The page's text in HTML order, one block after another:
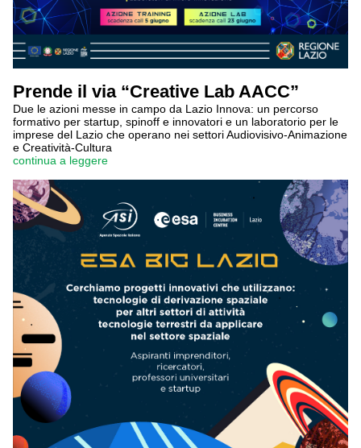
Prende il via “Creative Lab AACC”
Due le azioni messe in campo da Lazio Innova: un percorso
formativo per startup, spinoff e innovatori e un laboratorio per le
imprese del Lazio che operano nei settori Audiovisivo-Animazione
e Creatività-Cultura
continua a leggere